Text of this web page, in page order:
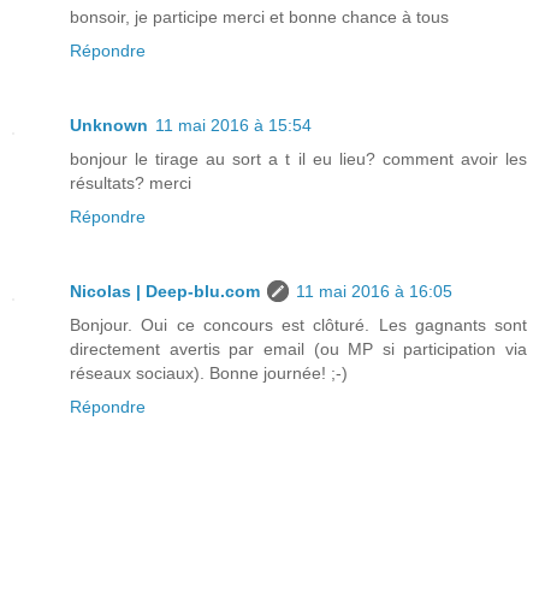
bonsoir, je participe merci et bonne chance à tous
Répondre
Unknown 11 mai 2016 à 15:54
bonjour le tirage au sort a t il eu lieu? comment avoir les
résultats? merci
Répondre
Nicolas | Deep-blu.com
11 mai 2016 à 16:05
Bonjour. Oui ce concours est clôturé. Les gagnants sont
directement avertis par email (ou MP si participation via
réseaux sociaux). Bonne journée! ;-)
Répondre